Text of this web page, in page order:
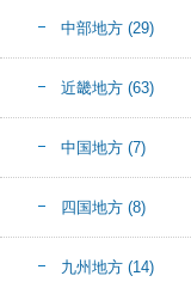
中部地方 (29)
近畿地方 (63)
中国地方 (7)
四国地方 (8)
九州地方 (14)